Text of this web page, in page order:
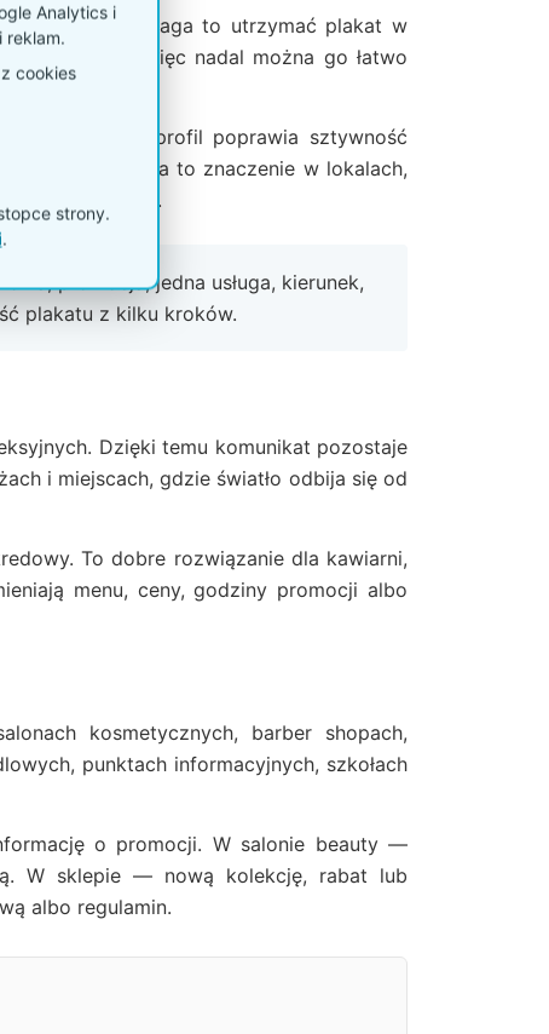
tworzywa. Pomaga to utrzymać plakat w
4,5 kg, więc nadal można go łatwo
Taki profil poprawia sztywność
handlowej. Ma to znaczenie w lokalach,
ekspozycji.
promocja, jedna usługa, kierunek,
plakatu z kilku kroków.
Dzięki temu komunikat pozostaje
i miejscach, gdzie światło odbija się od
To dobre rozwiązanie dla kawiarni,
menu, ceny, godziny promocji albo
kosmetycznych, barber shopach,
punktach informacyjnych, szkołach
o promocji. W salonie beauty —
W sklepie — nową kolekcję, rabat lub
albo regulamin.
Analytics i
reklam.
cookies
strony.
.